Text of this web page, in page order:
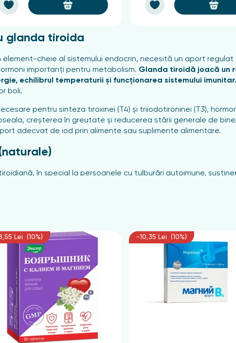
glanda tiroida
cheie al sistemului endocrin, necesită un aport regulat
importanți pentru metabolism. Glanda tiroidă joacă un
echilibrul temperaturii și funcționarea sistemului imunitar.
boli.
pentru sinteza tiroxinei (T4) și triiodotironinei (T3),
creșterea în greutate și reducerea stării generale de
adecvat de iod prin alimente sau suplimente alimentare.
în special la persoanele cu tulburări autoimune,
cu tulburările tiroidiene, ceea ce face ca aportul regulat
timp ce riboflavina este importantă pentru producția de
mai activă, și are proprietăți antioxidante, protejând glanda
normală a tiroidei, susținând absorbția iodului și
sănătății generale.
pentru femei, deoarece deficitul de fier poate afecta
și anemia, care pot exacerba simptomele hipotiroidismului.
B, seleniu, vitamina A și fier sunt esențiale pentru
menține echilibrul hormonal și promovează bunăstarea
Lei (10%) -10,35 Lei (10%)